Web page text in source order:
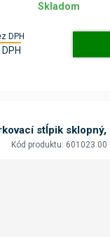
Skladom
DPH
stĺpik sklopný,
Kód produktu: 601023.00